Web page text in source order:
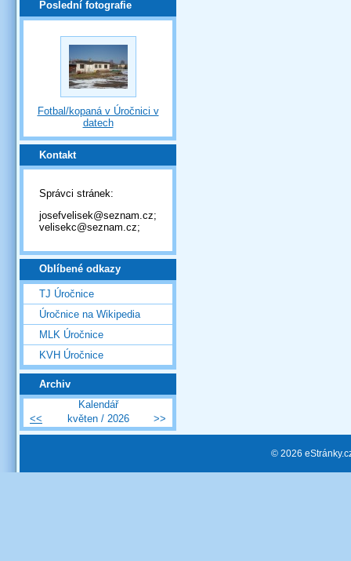
Poslední fotografie
Fotbal/kopaná v Úročnici v
datech
Kontakt
Správci stránek:
josefvelisek@seznam.cz;
velisekc@seznam.cz;
Oblíbené odkazy
TJ Úročnice
Úročnice na Wikipedia
MLK Úročnice
KVH Úročnice
Archiv
Kalendář
<<
květen / 2026 >>
© 2026